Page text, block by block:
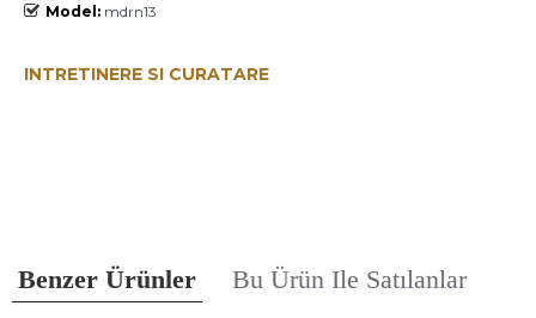
Model: mdrn13
INTRETINERE SI CURATARE
Benzer Ürünler Bu Ürün Ile Satılanlar